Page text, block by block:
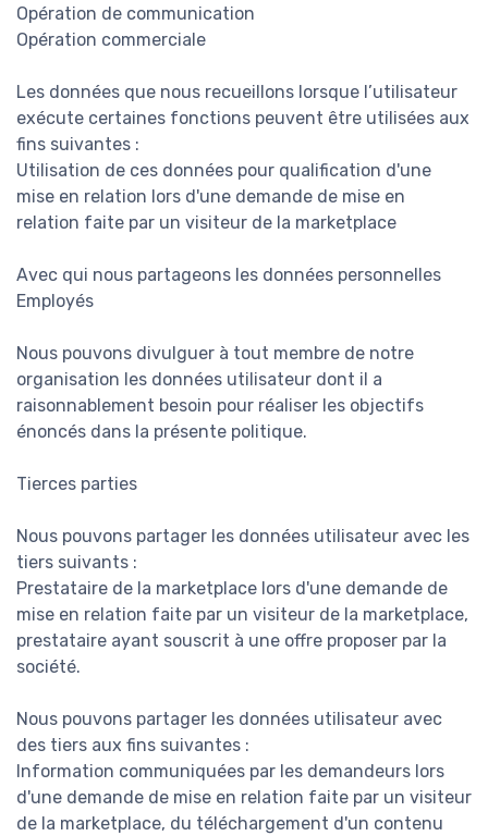
Opération de communication
Opération commerciale
Les données que nous recueillons lorsque l’utilisateur
exécute certaines fonctions peuvent être utilisées aux
fins suivantes :
Utilisation de ces données pour qualification d'une
mise en relation lors d'une demande de mise en
relation faite par un visiteur de la marketplace
Avec qui nous partageons les données personnelles
Employés
Nous pouvons divulguer à tout membre de notre
organisation les données utilisateur dont il a
raisonnablement besoin pour réaliser les objectifs
énoncés dans la présente politique.
Tierces parties
Nous pouvons partager les données utilisateur avec les
tiers suivants :
Prestataire de la marketplace lors d'une demande de
mise en relation faite par un visiteur de la marketplace,
prestataire ayant souscrit à une offre proposer par la
société.
Nous pouvons partager les données utilisateur avec
des tiers aux fins suivantes :
Information communiquées par les demandeurs lors
d'une demande de mise en relation faite par un visiteur
de la marketplace, du téléchargement d'un contenu